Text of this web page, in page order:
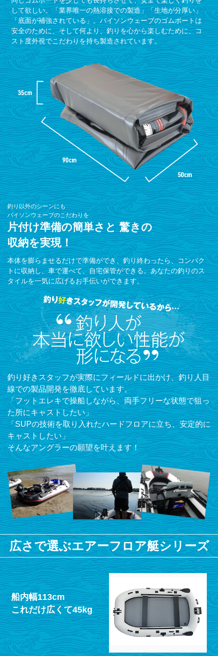
して欲しい。「業界唯一の熱溶接での製造」「生地が分厚い」
「底面が補強されている」。バイソンウェーブのゴムボートは
安全のために、そして何より、釣りを心から楽しむために、コ
スト度外視でこだわりを持ち製造されています。
釣り以外のシーンにも
バイソンウェーブのこだわりを
片付け準備の簡単さと驚きの
収納を実現！
本体を膨らませるだけで準備ができ、釣り終わったら、コンパク
トに収納し、車で運べて、自宅保管ができる。あなたの釣りのス
タイルを一気に広げるお手伝いができます。
釣り好きスタッフが実際にフィールドに出かけ、釣り人目
線での製品開発を徹底しています。
「フットエレキで操船しながら、両手フリーな状態で狙っ
た所にキャストしたい」
「SUPの技術を取り入れたハードフロアに立ち、安定的に
キャストしたい」
そんなアングラーの願望を叶えます！
広さで選ぶエアーフロア艇シリーズ
船内幅113cm
これだけ広くて45kg